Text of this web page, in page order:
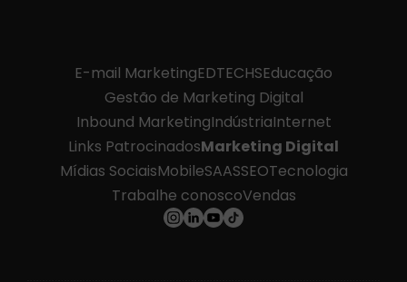
E-mail MarketingEDTECHSEducação
Gestão de Marketing Digital
Inbound MarketingIndústriaInternet
Links PatrocinadosMarketing Digital
Mídias SociaisMobileSAASSEOTecnologia
Trabalhe conoscoVendas